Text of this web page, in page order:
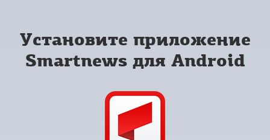
Установите приложение
Smartnews для Android